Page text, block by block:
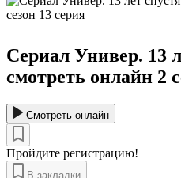
Сериал Универ. 13
смотреть онлайн 2
Смотреть онлайн
Пройдите регистрацию!
В закладки